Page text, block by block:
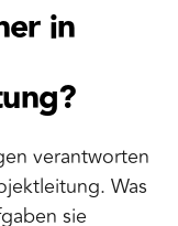
in
verantworten
Was
sie